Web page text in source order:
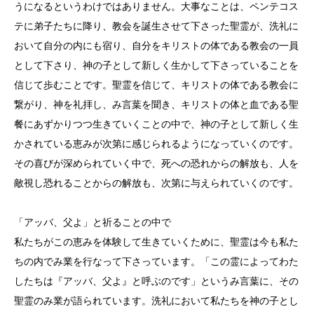
うになるというわけではありません。大事なことは、ペンテコス
テに弟子たちに降り、教会を誕生させて下さった聖霊が、洗礼に
おいて自分の内にも宿り、自分をキリストの体である教会の一員
として下さり、神の子として新しく生かして下さっていることを
信じて歩むことです。聖霊を信じて、キリストの体である教会に
繋がり、神を礼拝し、み言葉を聞き、キリストの体と血である聖
餐にあずかりつつ生きていくことの中で、神の子として新しく生
かされている恵みが次第に感じられるようになっていくのです。
その喜びが深められていく中で、死への恐れからの解放も、人を
敵視し恐れることからの解放も、次第に与えられていくのです。
「アッバ、父よ」と祈ることの中で
私たちがこの恵みを体験して生きていくために、聖霊は今も私た
ちの内でみ業を行なって下さっています。「この霊によってわた
したちは『アッバ、父よ』と呼ぶのです」というみ言葉に、その
聖霊のみ業が語られています。洗礼において私たちを神の子とし